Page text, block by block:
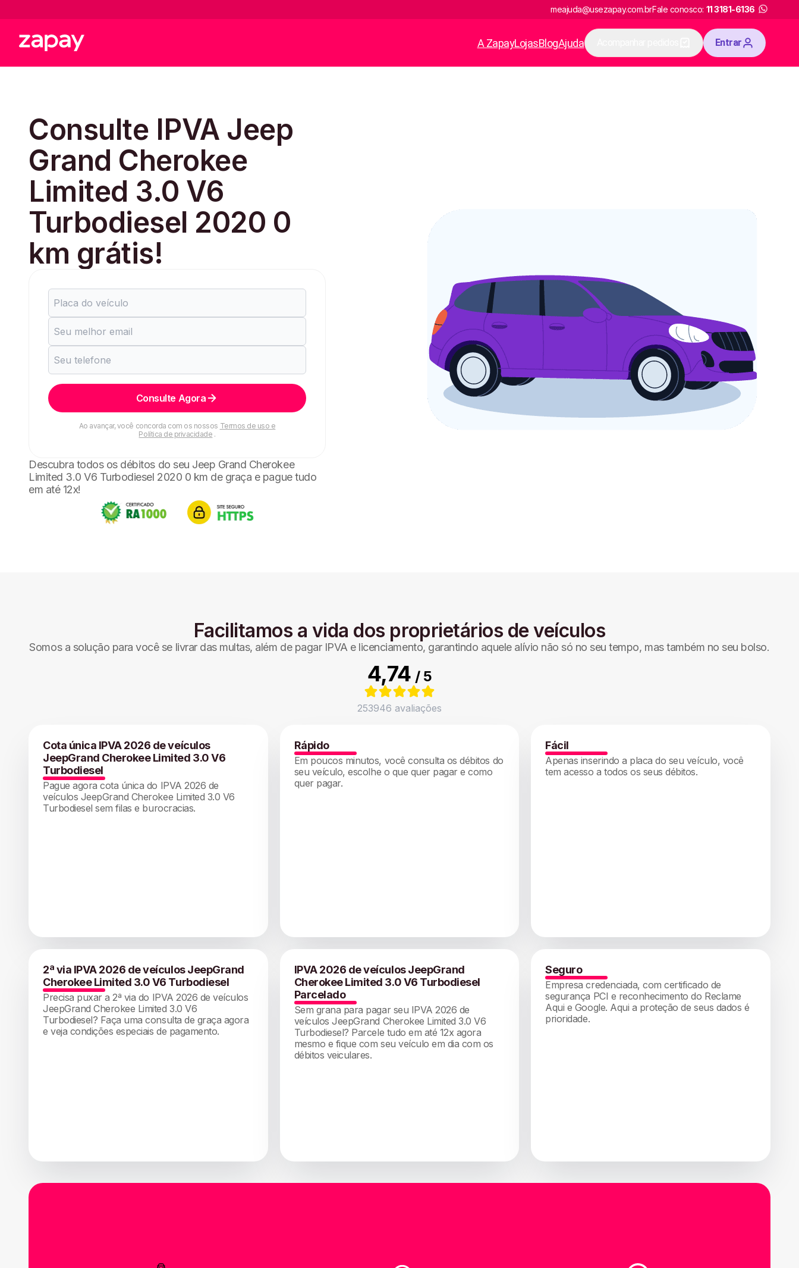
meajuda@usezapay.com.brFale conosco: 11 3181-6136
A ZapayLojasBlogAjuda Entrar
Consulte IPVA Jeep
Grand Cherokee
Limited 3.0 V6
Turbodiesel 2020 0
km grátis!
Consulte Agora
Ao avançar, você concorda com os nossos Termos de uso e
Política de privacidade .
Descubra todos os débitos do seu Jeep Grand Cherokee
Limited 3.0 V6 Turbodiesel 2020 0 km de graça e pague tudo
em até 12x!
Facilitamos a vida dos proprietários de veículos
Somos a solução para você se livrar das multas, além de pagar IPVA e licenciamento, garantindo aquele alívio não só no seu tempo, mas também no seu bolso.
4,74 / 5
253946 avaliações
Cota única IPVA 2026 de veículos
JeepGrand Cherokee Limited 3.0 V6
Turbodiesel
Pague agora cota única do IPVA 2026 de
veículos JeepGrand Cherokee Limited 3.0 V6
Turbodiesel sem filas e burocracias.
Rápido
Em poucos minutos, você consulta os débitos do
seu veículo, escolhe o que quer pagar e como
quer pagar.
Fácil
Apenas inserindo a placa do seu veículo, você
tem acesso a todos os seus débitos.
2ª via IPVA 2026 de veículos JeepGrand
Cherokee Limited 3.0 V6 Turbodiesel
Precisa puxar a 2ª via do IPVA 2026 de veículos
JeepGrand Cherokee Limited 3.0 V6
Turbodiesel? Faça uma consulta de graça agora
e veja condições especiais de pagamento.
IPVA 2026 de veículos JeepGrand
Cherokee Limited 3.0 V6 Turbodiesel
Parcelado
Sem grana para pagar seu IPVA 2026 de
veículos JeepGrand Cherokee Limited 3.0 V6
Turbodiesel? Parcele tudo em até 12x agora
mesmo e fique com seu veículo em dia com os
débitos veiculares.
Seguro
Empresa credenciada, com certificado de
segurança PCI e reconhecimento do Reclame
Aqui e Google. Aqui a proteção de seus dados é
prioridade.